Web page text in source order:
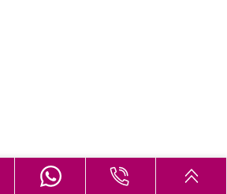
保留一切权利
安排